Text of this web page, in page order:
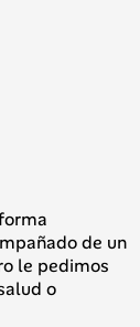
de un
le pedimos
o